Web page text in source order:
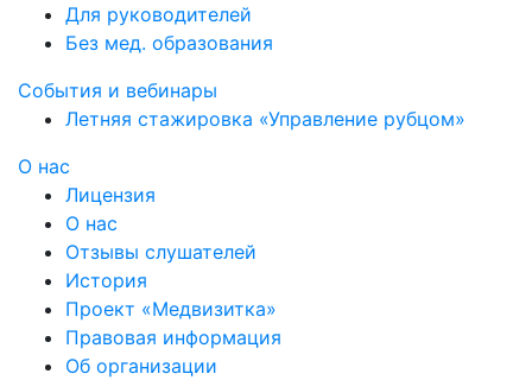
Для руководителей
Без мед. образования
События и вебинары
Летняя стажировка «Управление рубцом»
О нас
Лицензия
О нас
Отзывы слушателей
История
Проект «Медвизитка»
Правовая информация
Об организации